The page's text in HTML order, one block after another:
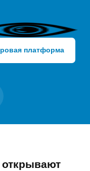
платформа
открывают